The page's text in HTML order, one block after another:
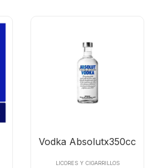
Vodka Absolutx350cc
LICORES Y CIGARRILLOS